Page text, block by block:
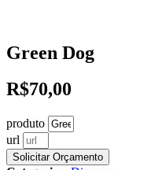
Green Dog
R$70,00
produto
url
Solicitar Orçamento